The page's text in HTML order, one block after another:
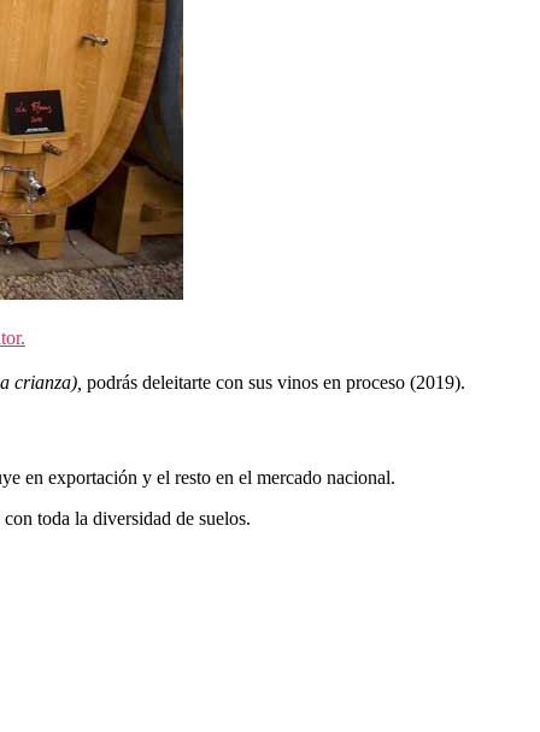
crianza), podrás deleitarte con sus vinos en proceso (2019).
en exportación y el resto en el mercado nacional.
toda la diversidad de suelos.